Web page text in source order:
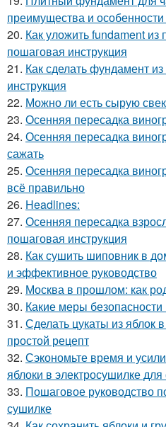
преимущества и особенности
20. Как уложить fundament
пошаговая инструкция
21. Как сделать фундамент
инструкция
22. Можно ли есть сырую
23. Осенняя пересадка
24. Осенняя пересадка
сажать
25. Осенняя пересадка
всё правильно
26. Headlines:
27. Осенняя пересадка
пошаговая инструкция
28. Как сушить шиповник в
и эффективное руководство
29. Москва в прошлом: как
30. Какие меры
31. Сделать цукаты из яблок
простой рецепт
32. Сэкономьте время и
яблоки в электросушилке
33. Пошаговое руководство
сушилке